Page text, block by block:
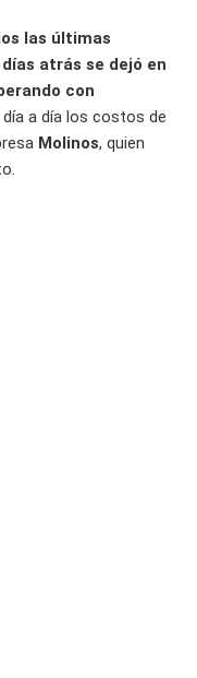
las últimas
atrás se dejó en
con
a día los costos de
Molinos, quien